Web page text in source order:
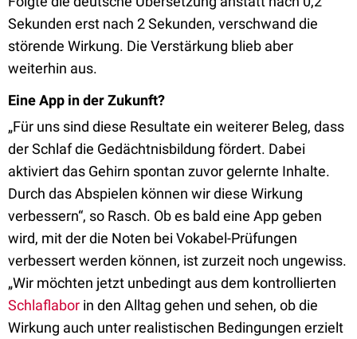
Sekunden erst nach 2 Sekunden, verschwand die
störende Wirkung. Die Verstärkung blieb aber
weiterhin aus.
Eine App in der Zukunft?
„Für uns sind diese Resultate ein weiterer Beleg, dass
der Schlaf die Gedächtnisbildung fördert. Dabei
aktiviert das Gehirn spontan zuvor gelernte Inhalte.
Durch das Abspielen können wir diese Wirkung
verbessern“, so Rasch. Ob es bald eine App geben
wird, mit der die Noten bei Vokabel-Prüfungen
verbessert werden können, ist zurzeit noch ungewiss.
„Wir möchten jetzt unbedingt aus dem kontrollierten
Schlaflabor in den Alltag gehen und sehen, ob die
Wirkung auch unter realistischen Bedingungen erzielt